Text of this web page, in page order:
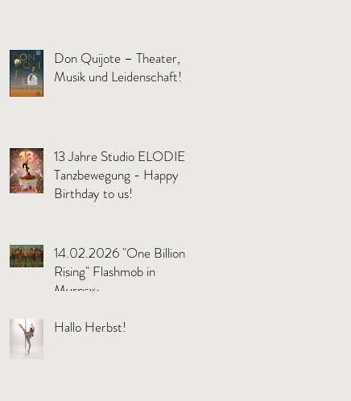
Don Quijote – Theater,
Musik und Leidenschaft!
13 Jahre Studio ELODIE
Tanzbewegung - Happy
Birthday to us!
14.02.2026 "One Billion
Rising" Flashmob in
Murnau
Hallo Herbst!